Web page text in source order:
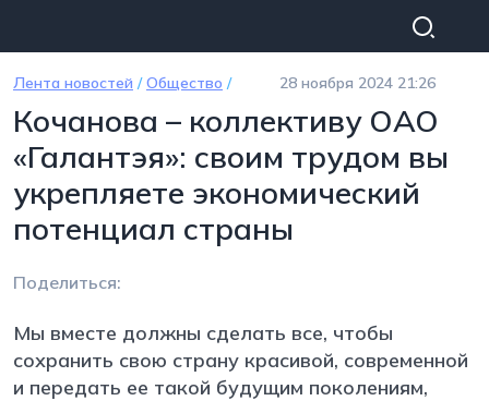
Лента новостей /Общество / 28 ноября 2024 21:26
Кочанова – коллективу ОАО
«Галантэя»: своим трудом вы
укрепляете экономический
потенциал страны
Поделиться:
Мы вместе должны сделать все, чтобы
сохранить свою страну красивой, современной
и передать ее такой будущим поколениям,